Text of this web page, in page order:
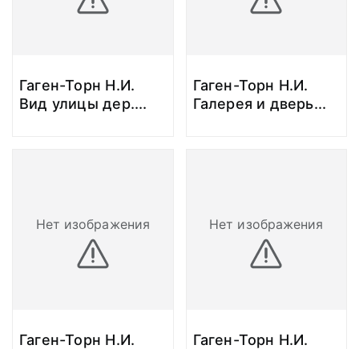
Гаген-Торн Н.И.
Вид улицы дер....
Гаген-Торн Н.И.
Галерея и дверь...
Нет изображения
Гаген-Торн Н.И.
Нет изображения
Гаген-Торн Н.И.